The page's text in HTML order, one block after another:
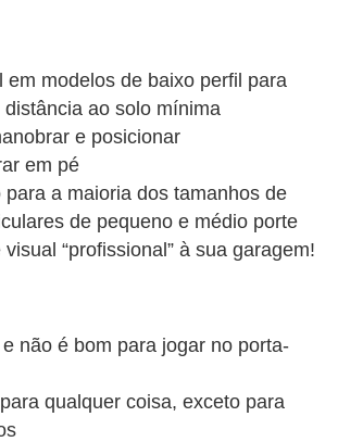
em modelos de baixo perfil para
ao solo mínima
e posicionar
em pé
para a maioria dos tamanhos de
de pequeno e médio porte
“profissional” à sua garagem!
não é bom para jogar no porta-
qualquer coisa, exceto para